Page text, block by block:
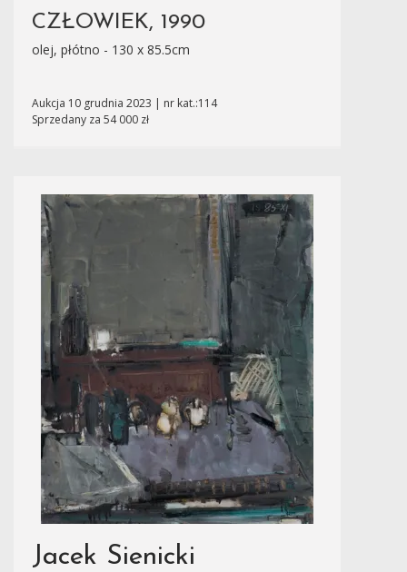
CZŁOWIEK, 1990
olej, płótno - 130 x 85.5cm
Aukcja 10 grudnia 2023 | nr kat.:114
Sprzedany za 54 000 zł
Jacek Sienicki